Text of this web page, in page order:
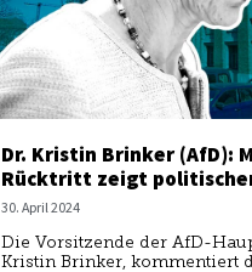
Dr. Kristin Brinker (AfD):
Rücktritt zeigt
30. April 2024
Die Vorsitzende der AfD-
Kristin Brinker, kommentiert